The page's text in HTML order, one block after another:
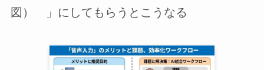
図） 」にしてもらうとこうなる